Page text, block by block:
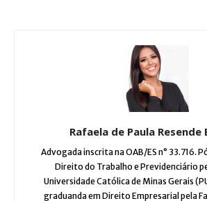
Rafaela de Paula Resende
Advogada inscrita na OAB/ES n° 33.716.
Direito do Trabalho e Previdenciário
Universidade Católica de Minas Gerais
graduanda em Direito Empresarial pela